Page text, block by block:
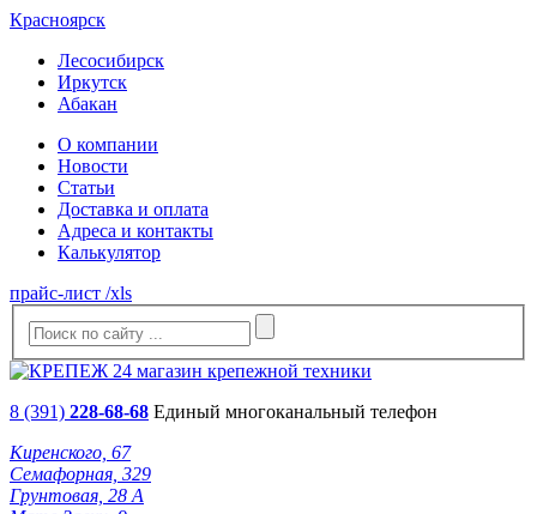
Красноярск
Лесосибирск
Иркутск
Абакан
О компании
Новости
Статьи
Доставка и оплата
Адреса и контакты
Калькулятор
прайс-лист /xls
8 (391) 228-68-68 Единый многоканальный телефон
Киренского, 67
Семафорная, 329
Грунтовая, 28 А